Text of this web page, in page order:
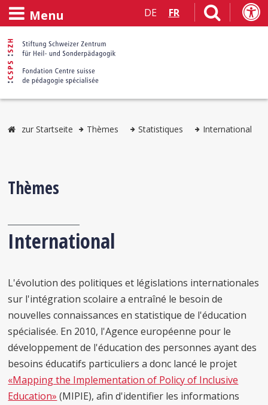
Menu DE FR
zur Startseite Thèmes Statistiques International
Thèmes
International
L'évolution des politiques et législations internationales
sur l'intégration scolaire a entraîné le besoin de
nouvelles connaissances en statistique de l'éducation
spécialisée. En 2010, l'Agence européenne pour le
développement de l'éducation des personnes ayant des
besoins éducatifs particuliers a donc lancé le projet
«Mapping the Implementation of Policy of Inclusive
Education» (MIPIE), afin d'identifier les informations